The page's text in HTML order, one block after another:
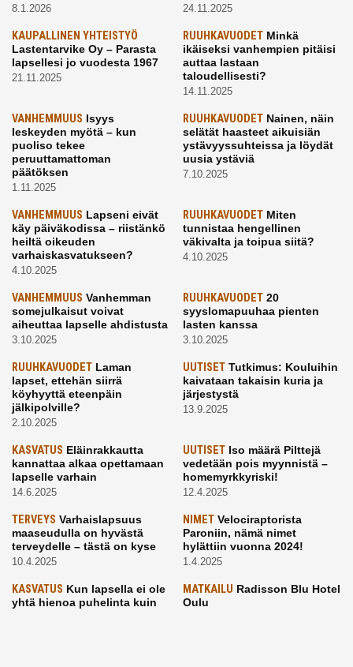
8.1.2026 24.11.2025
KAUPALLINEN YHTEISTYÖ
Lastentarvike Oy – Parasta
lapsellesi jo vuodesta 1967
21.11.2025
RUUHKAVUODETMinkä
ikäiseksi vanhempien pitäisi
auttaa lastaan
taloudellisesti?
14.11.2025
VANHEMMUUS Isyys
leskeyden myötä – kun
puoliso tekee
peruuttamattoman
päätöksen
1.11.2025
RUUHKAVUODETNainen, näin
selätät haasteet aikuisiän
ystävyyssuhteissa ja löydät
uusia ystäviä
7.10.2025
VANHEMMUUS Lapseni eivät
käy päiväkodissa – riistänkö
heiltä oikeuden
varhaiskasvatukseen?
4.10.2025
RUUHKAVUODETMiten
tunnistaa hengellinen
väkivalta ja toipua siitä?
4.10.2025
VANHEMMUUS Vanhemman
somejulkaisut voivat
aiheuttaa lapselle ahdistusta
3.10.2025
RUUHKAVUODET20
syyslomapuuhaa pienten
lasten kanssa
3.10.2025
RUUHKAVUODET Laman
lapset, ettehän siirrä
köyhyyttä eteenpäin
jälkipolville?
2.10.2025
UUTISETTutkimus: Kouluihin
kaivataan takaisin kuria ja
järjestystä
13.9.2025
KASVATUS Eläinrakkautta
kannattaa alkaa opettamaan
lapselle varhain
14.6.2025
UUTISETIso määrä Pilttejä
vedetään pois myynnistä –
homemyrkkyriski!
12.4.2025
TERVEYS Varhaislapsuus
maaseudulla on hyvästä
terveydelle – tästä on kyse
10.4.2025
NIMETVelociraptorista
Paroniin, nämä nimet
hylättiin vuonna 2024!
1.4.2025
KASVATUS Kun lapsella ei ole
yhtä hienoa puhelinta kuin
MATKAILU Radisson Blu Hotel
Oulu